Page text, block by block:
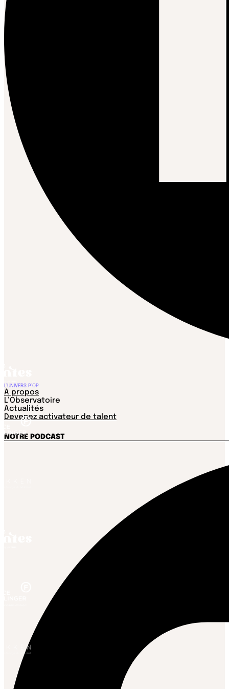
L’UNIVERS P’OP
À propos
L’Observatoire
Actualités
Devenez activateur de talent
NOTRE PODCAST